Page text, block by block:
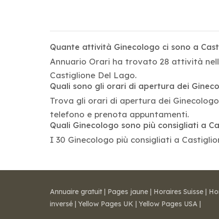
Quante attività Ginecologo ci sono a
Annuario Orari ha trovato 28 attività
Castiglione Del Lago.
Quali sono gli orari di apertura dei
Trova gli orari di apertura dei
telefono e prenota appuntamenti.
Quali Ginecologo sono più consigliati a
I 30 Ginecologo più consigliati a
Annuaire gratuit | Pages jaune | Horaires Suisse |
inversé | Yellow Pages UK | Yellow Pages USA |